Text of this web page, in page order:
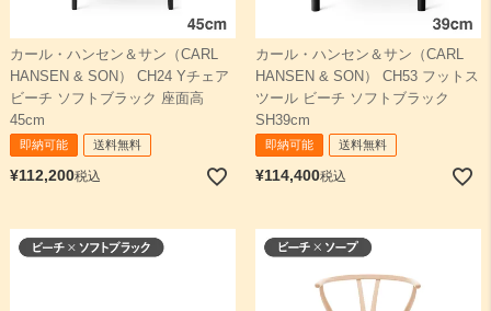
カール・ハンセン＆サン（CARL
HANSEN & SON） CH24 Yチェア
ビーチ ソフトブラック 座面高
45cm
即納可能 送料無料
¥112,200税込
カール・ハンセン＆サン（CARL
HANSEN & SON） CH53 フットス
ツール ビーチ ソフトブラック
SH39cm
即納可能 送料無料
¥114,400税込